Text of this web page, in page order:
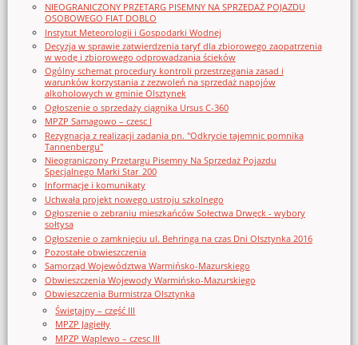
NIEOGRANICZONY PRZETARG PISEMNY NA SPRZEDAŻ POJAZDU
OSOBOWEGO FIAT DOBLO
Instytut Meteorologii i Gospodarki Wodnej
Decyzja w sprawie zatwierdzenia taryf dla zbiorowego zaopatrzenia
w wodę i zbiorowego odprowadzania ścieków
Ogólny schemat procedury kontroli przestrzegania zasad i
warunków korzystania z zezwoleń na sprzedaż napojów
alkoholowych w gminie Olsztynek
Ogłoszenie o sprzedaży ciągnika Ursus C-360
MPZP Samagowo – czesc I
Rezygnacja z realizacji zadania pn. "Odkrycie tajemnic pomnika
Tannenbergu"
Nieograniczony Przetargu Pisemny Na Sprzedaż Pojazdu
Specjalnego Marki Star_200
Informacje i komunikaty
Uchwała projekt nowego ustroju szkolnego
Ogłoszenie o zebraniu mieszkańców Sołectwa Drwęck - wybory
sołtysa
Ogłoszenie o zamknięciu ul. Behringa na czas Dni Olsztynka 2016
Pozostałe obwieszczenia
Samorząd Województwa Warmińsko-Mazurskiego
Obwieszczenia Wojewody Warmińsko-Mazurskiego
Obwieszczenia Burmistrza Olsztynka
Świętajny – część III
MPZP Jagiełły
MPZP Waplewo – czesc III